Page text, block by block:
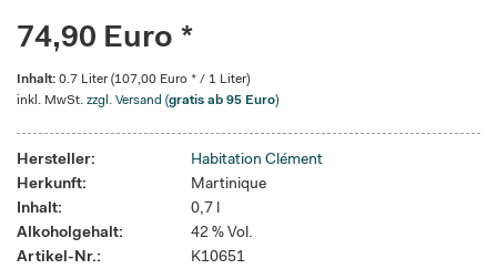
74,90 Euro *
Inhalt: 0.7 Liter (107,00 Euro * / 1 Liter)
inkl. MwSt. zzgl. Versand (gratis ab 95 Euro)
Hersteller:
Habitation Clément
Herkunft:
Martinique
Inhalt:
0,7 l
Alkoholgehalt:
42 % Vol.
Artikel-Nr.:
K10651